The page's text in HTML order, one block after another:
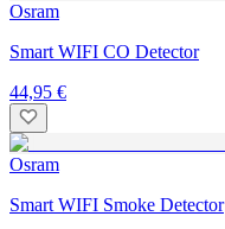
Osram
Smart WIFI CO Detector
44,95 €
Osram
Smart WIFI Smoke Detector